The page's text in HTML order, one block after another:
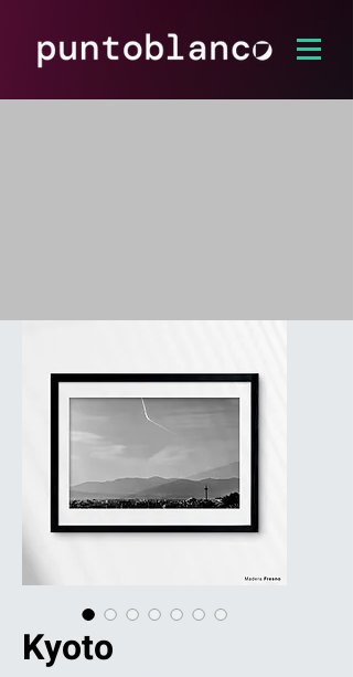
Kyoto